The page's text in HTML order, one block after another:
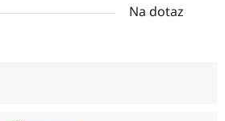
Na dotaz